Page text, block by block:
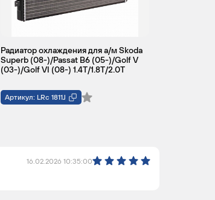
Радиатор охлаждения для а/м Skoda
Superb (08-)/Passat B6 (05-)/Golf V
(03-)/Golf VI (08-) 1.4T/1.8T/2.0T
Артикул: LRc 1811J
16.02.2026 10:35:00